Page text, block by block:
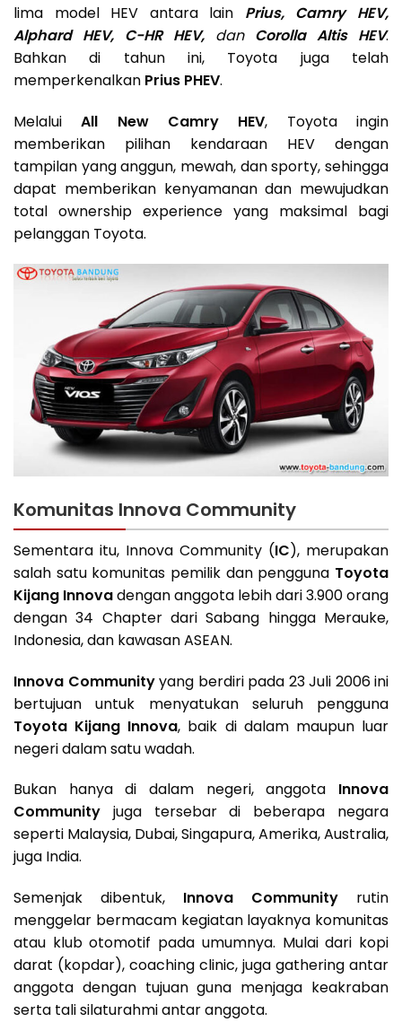
lima model HEV antara lain Prius, Camry HEV,
Alphard HEV, C-HR HEV, dan Corolla Altis HEV.
Bahkan di tahun ini, Toyota juga telah
memperkenalkan Prius PHEV.
MelaluiAll New Camry HEV, Toyota ingin
memberikan pilihan kendaraan HEV dengan
tampilan yang anggun, mewah, dan sporty, sehingga
dapat memberikan kenyamanan dan mewujudkan
total ownership experience yang maksimal bagi
pelanggan Toyota.
Komunitas Innova Community
Sementara itu, Innova Community (IC), merupakan
salah satu komunitas pemilik dan pengguna Toyota
Kijang Innovadengan anggota lebih dari 3.900 orang
dengan 34 Chapter dari Sabang hingga Merauke,
Indonesia, dan kawasan ASEAN.
Innova Communityyang berdiri pada 23 Juli 2006 ini
bertujuan untuk menyatukan seluruh pengguna
Toyota Kijang Innova, baik di dalam maupun luar
negeri dalam satu wadah.
Bukan hanya di dalam negeri, anggota Innova
Community juga tersebar di beberapa negara
seperti Malaysia, Dubai, Singapura, Amerika, Australia,
juga India.
Semenjak dibentuk, Innova Community rutin
menggelar bermacam kegiatan layaknya komunitas
atau klub otomotif pada umumnya. Mulai dari kopi
darat (kopdar), coaching clinic, juga gathering antar
anggota dengan tujuan guna menjaga keakraban
serta tali silaturahmi antar anggota.